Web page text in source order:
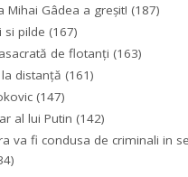
Mihai Gâdea a greşit! (187)
si pilde (167)
de flotanţi (163)
distanță (161)
(147)
al lui Putin (142)
va fi condusa de criminali in